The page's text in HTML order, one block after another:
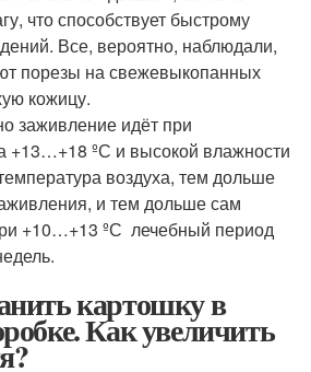
что способствует быстрому
Все, вероятно, наблюдали,
порезы на свежевыкопанных
кожицу.
заживление идёт при
+13…+18 ºС и высокой влажности
воздуха, тем дольше
и тем дольше сам
+10…+13 ºС лечебный период
картошку в
Как увеличить